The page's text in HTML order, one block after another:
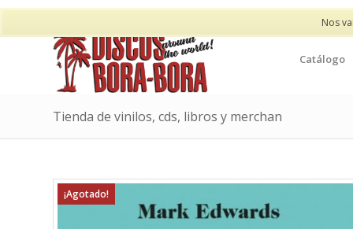
Nos
Catálogo
Tienda de vinilos, cds, libros y merchan
¡Agotado!